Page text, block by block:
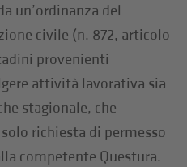
un’ordinanza del
civile (n. 872, articolo
provenienti
attività lavorativa sia
stagionale, che
richiesta di permesso
competente Questura.